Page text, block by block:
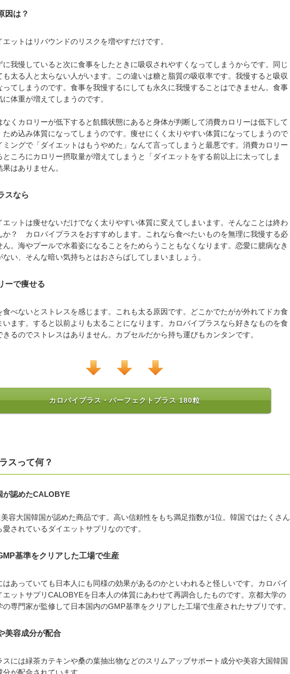
因は？
エットはリバウンドのリスクを増やすだけです。
に我慢していると次に食事をしたときに吸収されやすくなってしまうからです。同じ
も太る人と太らない人がいます。この違いは糖と脂質の吸収率です。我慢すると吸収
ってしまうのです。食事を我慢するにしても永久に我慢することはできません。食事
に体重が増えてしまうのです。
なくカロリーが低下すると飢餓状態にあると身体が判断して消費カロリーは低下して
ため込み体質になってしまうのです。痩せにくく太りやすい体質になってしまうので
ミングで「ダイエットはもうやめた」なんて言ってしまうと最悪です。消費カロリー
ところにカロリー摂取量が増えてしまうと「ダイエットをする前以上に太ってしま
はありません。
スなら
エットは痩せないだけでなく太りやすい体質に変えてしまいます。そんなことは終わ
か？ カロバイプラスをおすすめします。これなら食べたいものを無理に我慢する必
ん。海やプールで水着姿になることをためらうこともなくなります。恋愛に臆病なき
ない、そんな暗い気持ちとはおさらばしてしまいましょう。
ーで痩せる
食べないとストレスを感じます。これも太る原因です。どこかでたがが外れてドカ食
います。すると以前よりも太ることになります。カロバイプラスなら好きなものを食
きるのでストレスはありません。カプセルだから持ち運びもカンタンです。
カロバイプラス・パーフェクトプラス 180粒
スって何？
が認めたCALOBYE
容大国韓国が認めた商品です。高い信頼性をもち満足指数が1位。韓国ではたくさん
されているダイエットサプリなのです。
基準をクリアした工場で生産
はあっていても日本人にも同様の効果があるのかといわれると怪しいです。カロバイ
エットサプリCALOBYEを日本人の体質にあわせて再調合したものです。京都大学の
の専門家が監修して日本国内のGMP基準をクリアした工場で生産されたサプリです。
美容成分が配合
スには緑茶カテキンや桑の葉抽出物などのスリムアップサポート成分や美容大国韓国